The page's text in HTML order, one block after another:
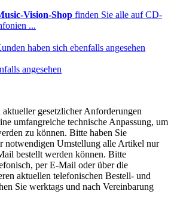
Vision-Shop finden Sie alle auf CD-
...
haben sich ebenfalls angesehen
angesehen
gesetzlicher Anforderungen
umfangreiche technische Anpassung, um
zu können. Bitte haben Sie
notwendigen Umstellung alle Artikel nur
bestellt werden können. Bitte
per E-Mail oder über die
aktuellen telefonischen Bestell- und
Sie werktags und nach Vereinbarung